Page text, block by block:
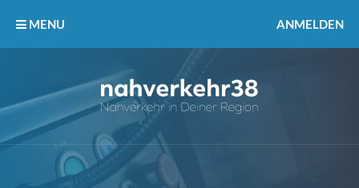
MENU ANMELDEN